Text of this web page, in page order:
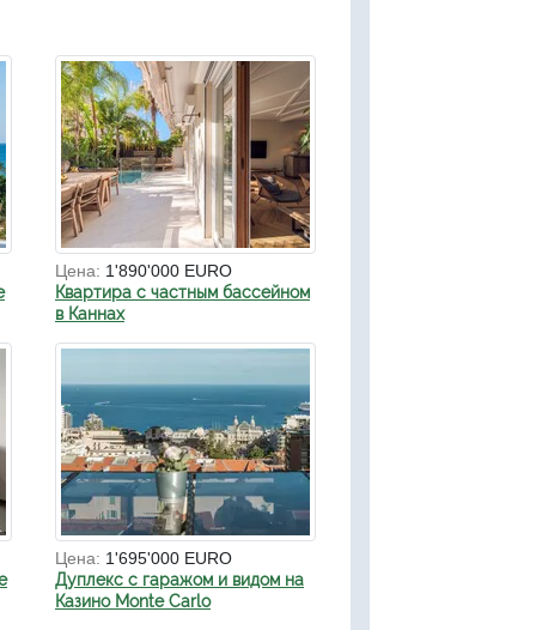
Цена: 1'890'000 EURO
Квартира с частным бассейном
в Каннах
Цена: 1'695'000 EURO
Дуплекс с гаражом и видом на
Казино Monte Carlo